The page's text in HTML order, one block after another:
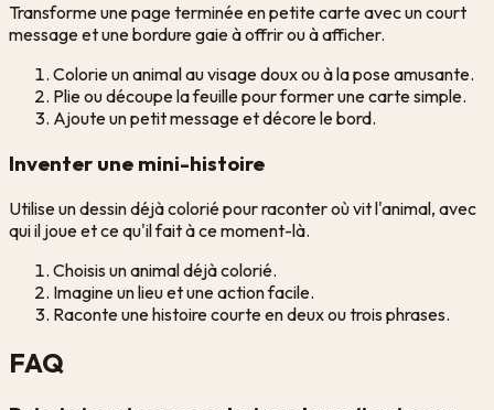
Transforme une page terminée en petite carte avec un court
message et une bordure gaie à offrir ou à afficher.
Colorie un animal au visage doux ou à la pose amusante.
Plie ou découpe la feuille pour former une carte simple.
Ajoute un petit message et décore le bord.
Inventer une mini-histoire
Utilise un dessin déjà colorié pour raconter où vit l'animal, avec
qui il joue et ce qu'il fait à ce moment-là.
Choisis un animal déjà colorié.
Imagine un lieu et une action facile.
Raconte une histoire courte en deux ou trois phrases.
FAQ